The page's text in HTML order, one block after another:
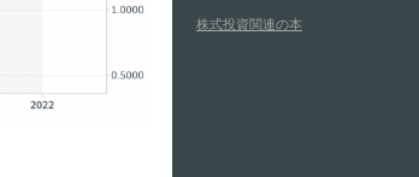
株式投資関連の本